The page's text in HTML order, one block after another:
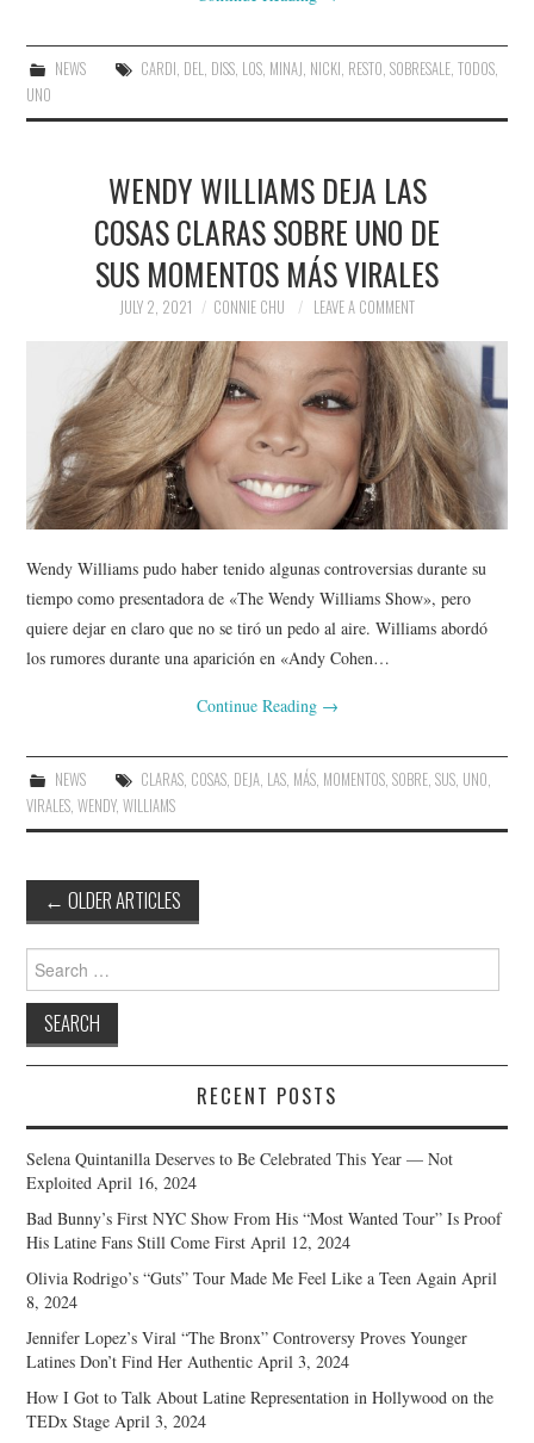
NEWS CARDI, DEL, DISS, LOS, MINAJ, NICKI, RESTO, SOBRESALE, TODOS,
UNO
WENDY WILLIAMS DEJA LAS
COSAS CLARAS SOBRE UNO DE
SUS MOMENTOS MÁS VIRALES
JULY 2, 2021 CONNIE CHU LEAVE A COMMENT
Wendy Williams pudo haber tenido algunas controversias durante su
tiempo como presentadora de «The Wendy Williams Show», pero
quiere dejar en claro que no se tiró un pedo al aire. Williams abordó
los rumores durante una aparición en «Andy Cohen…
Continue Reading →
NEWS CLARAS, COSAS, DEJA, LAS, MÁS, MOMENTOS, SOBRE, SUS, UNO,
VIRALES,WENDY,WILLIAMS
Post
navigation
← OLDER ARTICLES
Search
for:
RECENT POSTS
Selena Quintanilla Deserves to Be Celebrated This Year — Not
Exploited April 16, 2024
Bad Bunny’s First NYC Show From His “Most Wanted Tour” Is Proof
His Latine Fans Still Come First April 12, 2024
Olivia Rodrigo’s “Guts” Tour Made Me Feel Like a Teen Again April
8, 2024
Jennifer Lopez’s Viral “The Bronx” Controversy Proves Younger
Latines Don’t Find Her Authentic April 3, 2024
How I Got to Talk About Latine Representation in Hollywood on the
TEDx Stage April 3, 2024